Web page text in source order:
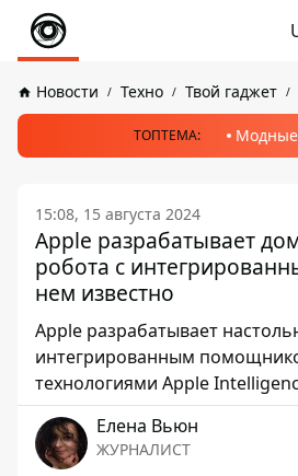
Новости Техно Твой гаджет
ТОПТЕМА:
15:08, 15 августа 2024
Apple разрабатывает
робота с
нем известно
Apple разрабатывает
интегрированным
технологиями Apple
Елена Вьюн
ЖУРНАЛИСТ